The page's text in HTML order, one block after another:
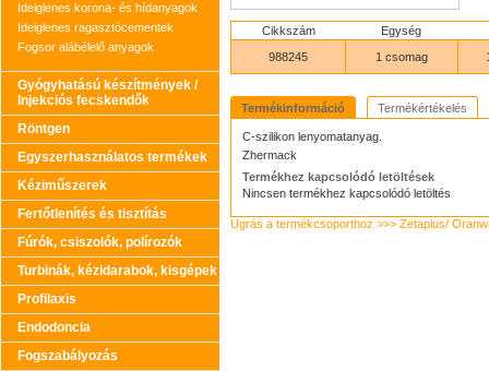
Ideiglenes korona- és hídanyagok
Ideiglenes ragasztócementek
Fogsor alábélelő anyagok
Gyógyhatású készítmények /
Injekciós fecskendők
Röntgen
Egyszerhasználatos termékek
Kéziműszerek
Fertőtlenítés és tisztítás
Fúrók, csiszolók, polírozók
Turbinák, kézidarabok, kisgépek
Profilaxis
Endodoncia
Fogszabályozás
Cikkszám
Egység
988245
1 csomag
Termékinformáció Termékértékelés
C-szilikon lenyomatanyag.
Zhermack
Termékhez kapcsolódó letöltések
Nincsen termékhez kapcsolódó letöltés
Ugrás a termékcsoporthoz >>> Zetaplus/